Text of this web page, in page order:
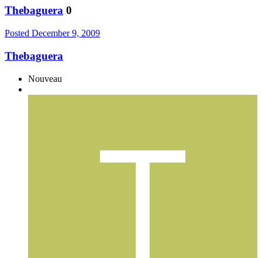
Thebaguera 0
Posted December 9, 2009
Thebaguera
Nouveau